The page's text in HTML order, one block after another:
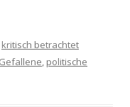
kritisch betrachtet
Gefallene, politische